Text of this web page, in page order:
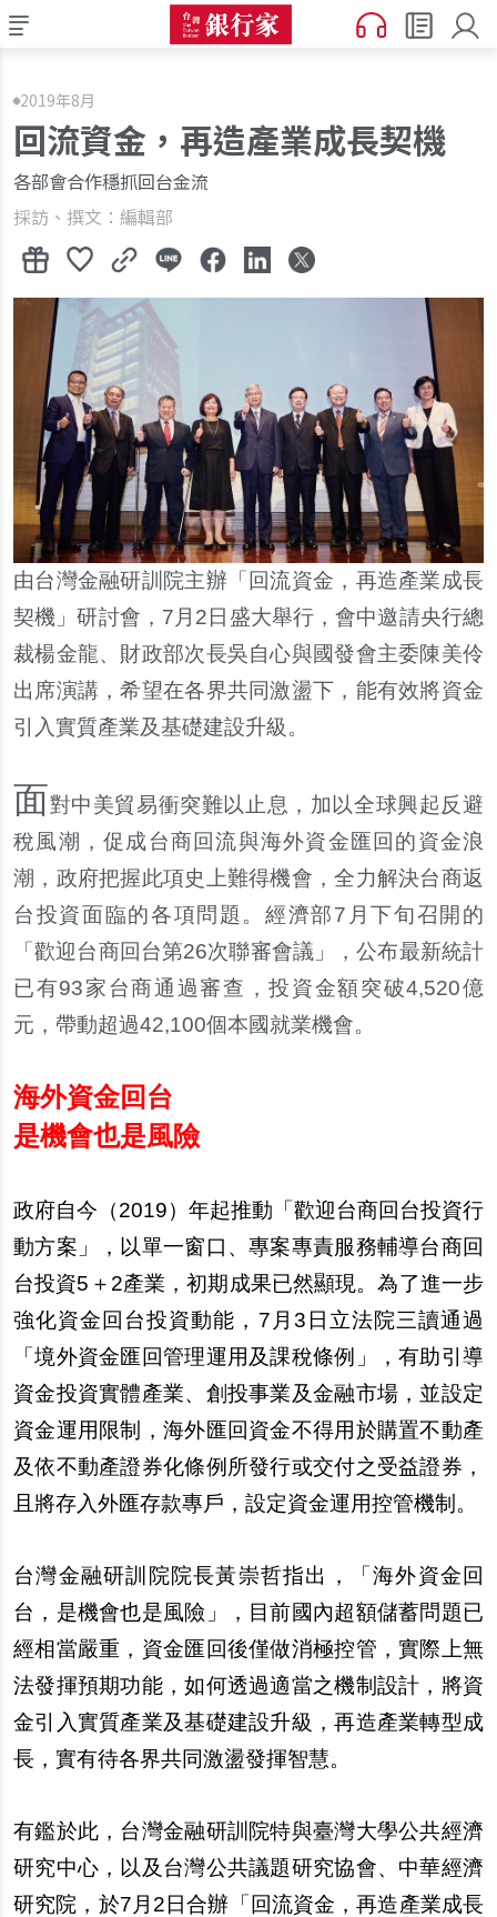
2019年8月
回流資金，再造產業成長契機
各部會合作穩抓回台金流
採訪、撰文：編輯部
由台灣金融研訓院主辦「回流資金，再造產業成長
契機」研討會，7月2日盛大舉行，會中邀請央行總
裁楊金龍、財政部次長吳自心與國發會主委陳美伶
出席演講，希望在各界共同激盪下，能有效將資金
引入實質產業及基礎建設升級。
面對中美貿易衝突難以止息，加以全球興起反避
稅風潮，促成台商回流與海外資金匯回的資金浪
潮，政府把握此項史上難得機會，全力解決台商返
台投資面臨的各項問題。經濟部7月下旬召開的
「歡迎台商回台第26次聯審會議」，公布最新統計
已有93家台商通過審查，投資金額突破4,520億
元，帶動超過42,100個本國就業機會。
海外資金回台
是機會也是風險
政府自今（2019）年起推動「歡迎台商回台投資行
動方案」，以單一窗口、專案專責服務輔導台商回
台投資5＋2產業，初期成果已然顯現。為了進一步
強化資金回台投資動能，7月3日立法院三讀通過
「境外資金匯回管理運用及課稅條例」，有助引導
資金投資實體產業、創投事業及金融市場，並設定
資金運用限制，海外匯回資金不得用於購置不動產
及依不動產證券化條例所發行或交付之受益證券，
且將存入外匯存款專戶，設定資金運用控管機制。
台灣金融研訓院院長黃崇哲指出，「海外資金回
台，是機會也是風險」，目前國內超額儲蓄問題已
經相當嚴重，資金匯回後僅做消極控管，實際上無
法發揮預期功能，如何透過適當之機制設計，將資
金引入實質產業及基礎建設升級，再造產業轉型成
長，實有待各界共同激盪發揮智慧。
有鑑於此，台灣金融研訓院特與臺灣大學公共經濟
研究中心，以及台灣公共議題研究協會、中華經濟
研究院，於7月2日合辦「回流資金，再造產業成長